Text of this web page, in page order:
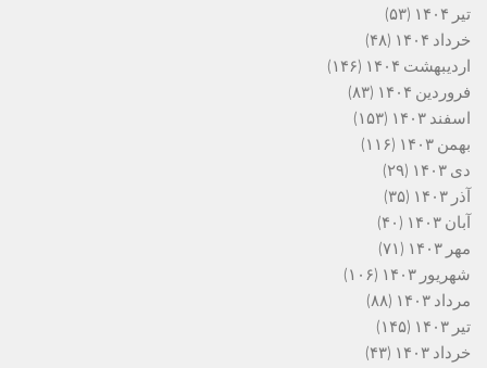
تیر ۱۴۰۴
(۵۳)
خرداد ۱۴۰۴
(۴۸)
اردیبهشت ۱۴۰۴
(۱۴۶)
فروردین ۱۴۰۴
(۸۳)
اسفند ۱۴۰۳
(۱۵۳)
بهمن ۱۴۰۳
(۱۱۶)
دی ۱۴۰۳
(۲۹)
آذر ۱۴۰۳
(۳۵)
آبان ۱۴۰۳
(۴۰)
مهر ۱۴۰۳
(۷۱)
شهریور ۱۴۰۳
(۱۰۶)
مرداد ۱۴۰۳
(۸۸)
تیر ۱۴۰۳
(۱۴۵)
خرداد ۱۴۰۳
(۴۳)